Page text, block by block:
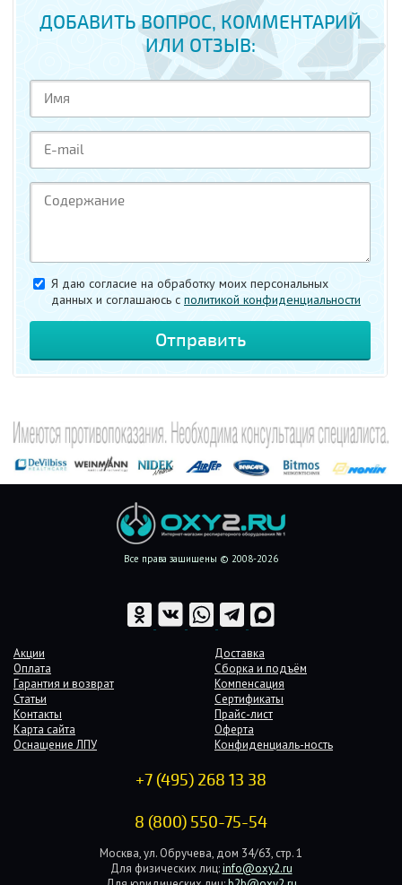
ДОБАВИТЬ ВОПРОС, КОММЕНТАРИЙ
ИЛИ ОТЗЫВ:
Я даю согласие на обработку моих персональных
данных и соглашаюсь c политикой конфиденциальности
Все права защищены © 2008-2026
Акции
Доставка
Оплата
Сборка и подъём
Гарантия и возврат
Компенсация
Статьи
Сертификаты
Контакты
Прайс-лист
Карта сайта
Оферта
Оснащение ЛПУ
Конфиденциаль-ность
+7 (495) 268 13 38
8 (800) 550-75-54
Москва, ул. Обручева, дом 34/63, стр. 1
Для физических лиц: info@oxy2.ru